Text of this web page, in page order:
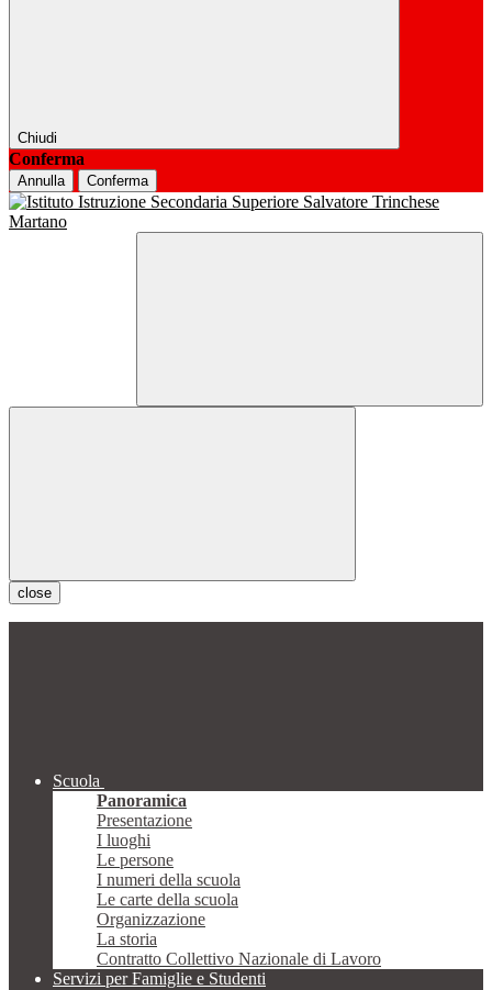
Chiudi
Conferma
Annulla Conferma
close
Scuola
Panoramica
Presentazione
I luoghi
Le persone
I numeri della scuola
Le carte della scuola
Organizzazione
La storia
Contratto Collettivo Nazionale di Lavoro
Servizi per Famiglie e Studenti